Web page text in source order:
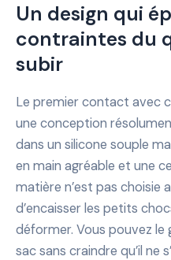
Un design qui
contraintes du
subir
Le premier contact avec
une conception
dans un silicone souple
en main agréable et une
matière n’est pas choisie
d’encaisser les petits
déformer. Vous pouvez le
sac sans craindre qu’il ne